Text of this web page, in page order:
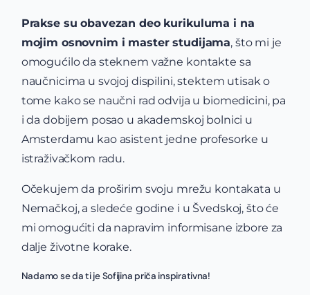
Prakse su obavezan deo kurikuluma i na
mojim osnovnim i master studijama, što mi je
omogućilo da steknem važne kontakte sa
naučnicima u svojoj dispilini, stektem utisak o
tome kako se naučni rad odvija u biomedicini, pa
i da dobijem posao u akademskoj bolnici u
Amsterdamu kao asistent jedne profesorke u
istraživačkom radu.
Očekujem da proširim svoju mrežu kontakata u
Nemačkoj, a sledeće godine i u Švedskoj, što će
mi omogućiti da napravim informisane izbore za
dalje životne korake.
Nadamo se da ti je Sofijina priča inspirativna!